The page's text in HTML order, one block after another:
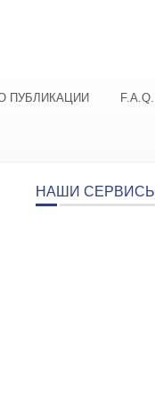
ПУБЛИКАЦИИ F.A.Q.
НАШИ СЕРВИСЫ